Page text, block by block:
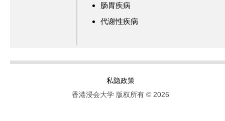
肠胃疾病
代谢性疾病
私隐政策
香港浸会大学 版权所有 © 2026